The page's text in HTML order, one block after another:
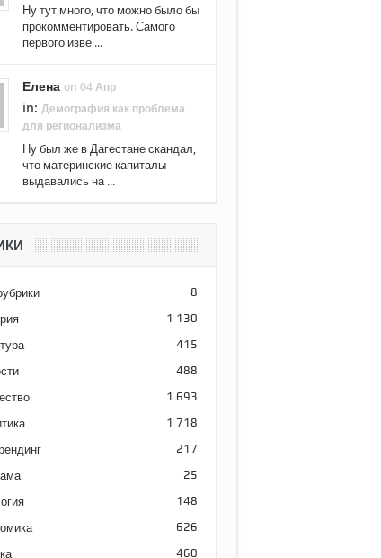
Ну тут много, что можно было бы
прокомментировать. Самого
первого изве ...
Елена on 04 Апр
in: Демография как проблема
для регионализма
Ну был же в Дагестане скандал,
что материнские капиталы
выдавались на ...
8
1 130
415
488
1 693
1 718
217
25
148
626
460